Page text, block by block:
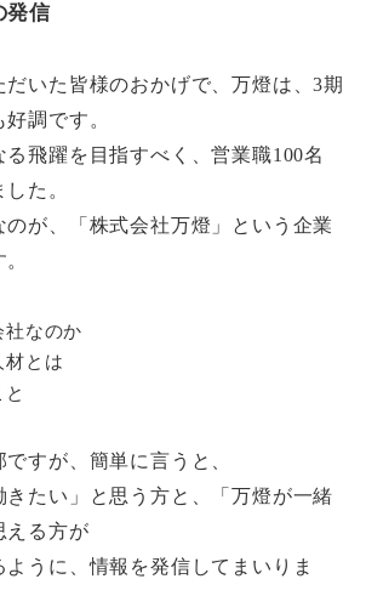
発信
いた皆様のおかげで、万燈は、3期
調です。
飛躍を目指すべく、営業職100名
た。
のが、「株式会社万燈」という企業
社なのか
材とは
ですが、簡単に言うと、
きたい」と思う方と、「万燈が一緒
える方が
うに、情報を発信してまいりま